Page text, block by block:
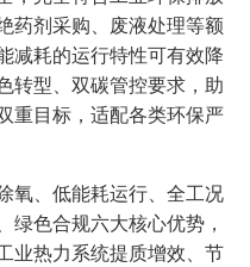
药剂采购、废液处理等额
减耗的运行特性可有效降
转型、双碳管控要求，助
重目标，适配各类环保严
氧、低能耗运行、全工况
绿色合规六大核心优势，
业热力系统提质增效、节